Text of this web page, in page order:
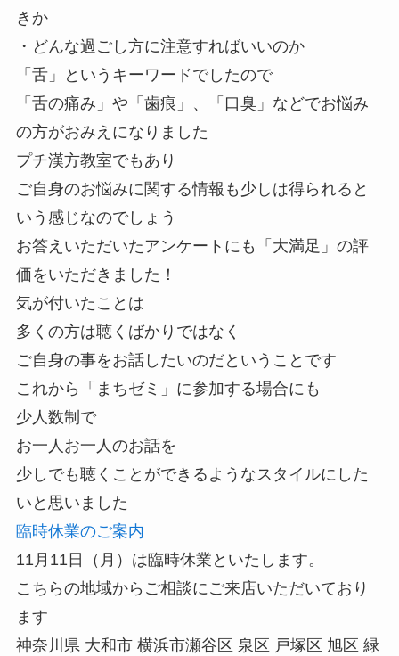
きか
・どんな過ごし方に注意すればいいのか
「舌」というキーワードでしたので
「舌の痛み」や「歯痕」、「口臭」などでお悩み
の方がおみえになりました
プチ漢方教室でもあり
ご自身のお悩みに関する情報も少しは得られると
いう感じなのでしょう
お答えいただいたアンケートにも「大満足」の評
価をいただきました！
気が付いたことは
多くの方は聴くばかりではなく
ご自身の事をお話したいのだということです
これから「まちゼミ」に参加する場合にも
少人数制で
お一人お一人のお話を
少しでも聴くことができるようなスタイルにした
いと思いました
臨時休業のご案内
11月11日（月）は臨時休業といたします。
こちらの地域からご相談にご来店いただいており
ます
神奈川県 大和市 横浜市瀬谷区 泉区 戸塚区 旭区 緑